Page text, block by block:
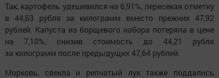
Так, картофель удешевился на 6,91%, пересекая отметку
в 44,63 рубля за килограмм вместо прежних 47,92
рублей. Капуста из борщевого набора потеряла в цене
на 7,10%, снизив стоимость до 44,21 рубля
за килограмм после предыдущих 47,64 рублей.
Морковь, свекла и репчатый лук также поддались